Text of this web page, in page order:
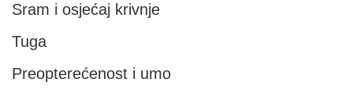
Sram i osjećaj krivnje
Tuga
Preopterećenost i umo